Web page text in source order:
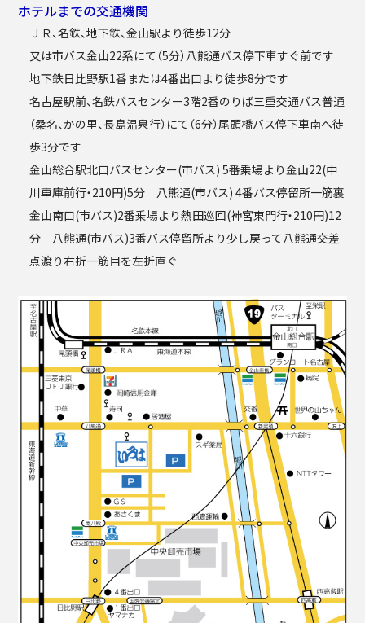
ホテルまでの交通機関
ＪＲ、名鉄、地下鉄、金山駅より徒歩12分
又は市バス金山22系にて（5分）八熊通バス停下車すぐ前です
地下鉄日比野駅1番または4番出口より徒歩8分です
名古屋駅前、名鉄バスセンター3階2番のりば三重交通バス普通
（桑名、かの里、長島温泉行）にて（6分）尾頭橋バス停下車南へ徒
歩3分です
金山総合駅北口バスセンター(市バス) 5番乗場より金山22(中
川車庫前行・210円)5分 八熊通(市バス) 4番バス停留所一筋裏
金山南口(市バス)2番乗場より熱田巡回(神宮東門行・210円)12
分 八熊通(市バス)3番バス停留所より少し戻って八熊通交差
点渡り右折一筋目を左折直ぐ